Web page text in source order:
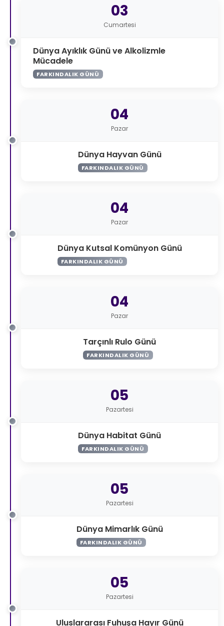
03
Cumartesi
Dünya Ayıklık Günü ve Alkolizmle
Mücadele
FARKINDALIK GÜNÜ
04
Pazar
Dünya Hayvan Günü
FARKINDALIK GÜNÜ
04
Pazar
Dünya Kutsal Komünyon Günü
FARKINDALIK GÜNÜ
04
Pazar
Tarçınlı Rulo Günü
FARKINDALIK GÜNÜ
05
Pazartesi
Dünya Habitat Günü
FARKINDALIK GÜNÜ
05
Pazartesi
Dünya Mimarlık Günü
FARKINDALIK GÜNÜ
05
Pazartesi
Uluslararası Fuhuşa Hayır Günü